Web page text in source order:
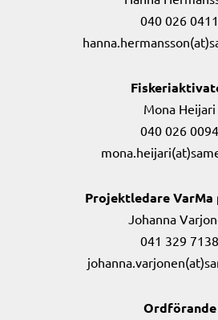
040 026 0411
Mona Heijari
040 026 0094
Projektledare
Johanna
041 329 7138
Ordförande